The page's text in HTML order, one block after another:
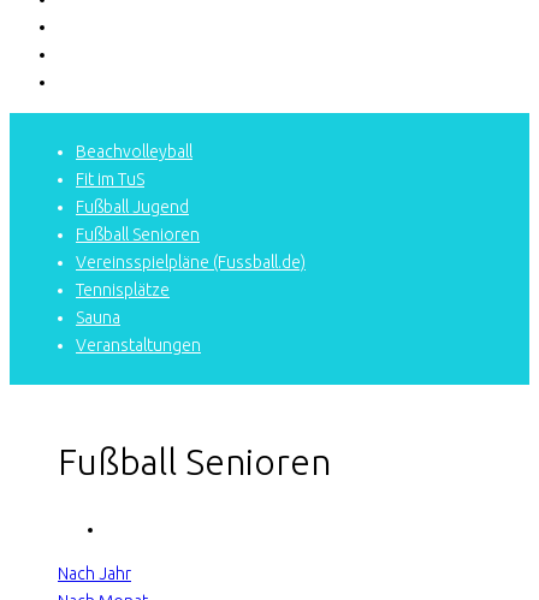
Beachvolleyball
Fit im TuS
Fußball Jugend
Fußball Senioren
Vereinsspielpläne (Fussball.de)
Tennisplätze
Sauna
Veranstaltungen
Fußball Senioren
Nach Jahr